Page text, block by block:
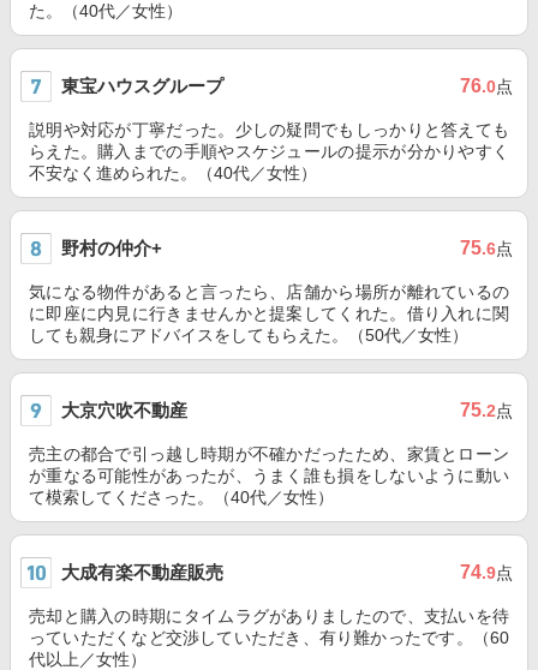
た。（40代／女性）
東宝ハウスグループ 76.0点
説明や対応が丁寧だった。少しの疑問でもしっかりと答えても
らえた。購入までの手順やスケジュールの提示が分かりやすく
不安なく進められた。（40代／女性）
野村の仲介+ 75.6点
気になる物件があると言ったら、店舗から場所が離れているの
に即座に内見に行きませんかと提案してくれた。借り入れに関
しても親身にアドバイスをしてもらえた。（50代／女性）
大京穴吹不動産 75.2点
売主の都合で引っ越し時期が不確かだったため、家賃とローン
が重なる可能性があったが、うまく誰も損をしないように動い
て模索してくださった。（40代／女性）
大成有楽不動産販売 74.9点
売却と購入の時期にタイムラグがありましたので、支払いを待
っていただくなど交渉していただき、有り難かったです。（60
代以上／女性）